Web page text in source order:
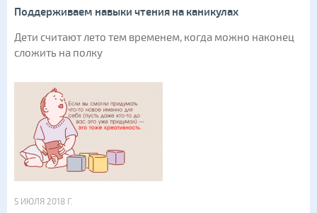
Поддерживаем навыки чтения на каникулах
Дети считают лето тем временем, когда можно наконец
сложить на полку
5 ИЮЛЯ 2018 Г.